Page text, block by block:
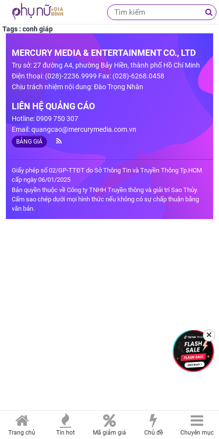
Tags : conh giáp
MERCURY MEDIA & ENTERTAINMENT CO., LTD
Trụ sở: 27 đường A4, phường Bảy Hiền, thành phố Hồ Chí Minh
Điện thoại: (028)-2236.9999 Fax: (028)-6268.0458
Chịu trách nhiệm nội dung: Đào Trọng Nhân
LIÊN HỆ QUẢNG CÁO
Hotline: 0909 750 307
Email:quangcao@mercurymedia.com.vn
BẢNG GIÁ
Giấy phép số 02/GP-TTĐT do Sở Thông Tin và Truyền Thông Tp.HCM
cấp ngày 06/01/2025
Bản quyền thuộc về Công ty TNHH Truyền thông và giải trí Sao Thủy.
Cấm sao chép dưới mọi hình thức nếu không có sự chấp thuận bằng
văn bản.
Trang chủ Tin hot Mã giảm giá Chủ đề Chuyên mục
✕